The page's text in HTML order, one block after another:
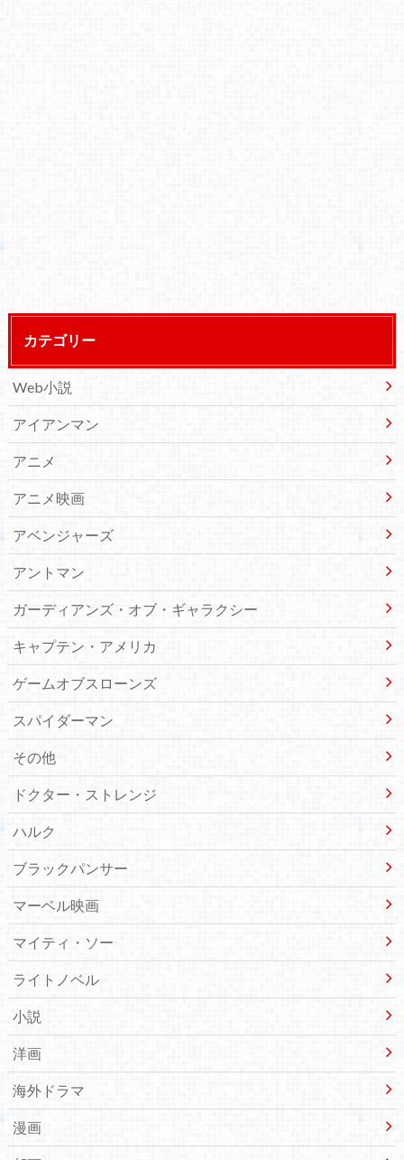
カテゴリー
Web小説
アイアンマン
アニメ
アニメ映画
アベンジャーズ
アントマン
ガーディアンズ・オブ・ギャラクシー
キャプテン・アメリカ
ゲームオブスローンズ
スパイダーマン
その他
ドクター・ストレンジ
ハルク
ブラックパンサー
マーベル映画
マイティ・ソー
ライトノベル
小説
洋画
海外ドラマ
漫画